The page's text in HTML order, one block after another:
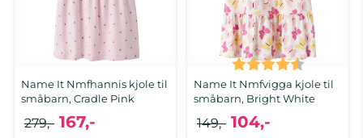
Name It Nmfhannis kjole til
småbarn, Cradle Pink
167,-
279,-
Name It Nmfvigga kjole til
småbarn, Bright White
104,-
149,-
Karakter: 4.5 av 5